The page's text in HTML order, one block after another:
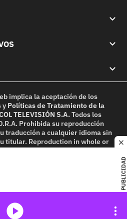
PUBLICIDAD
implica la aceptación de los
y Políticas de Tratamiento de la
TELEVISIÓN S.A.Todos los
Prohibida su reproducción
traducción a cualquier idioma sin
titular. Reproduction in whole or
without written permission is